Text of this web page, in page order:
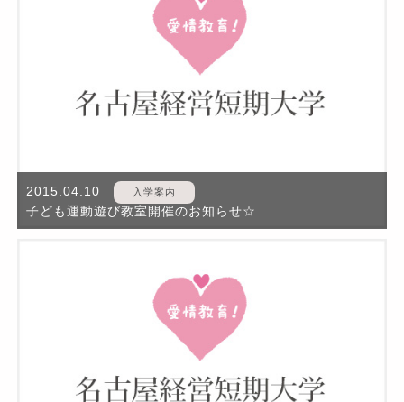
2015.04.10 入学案内
子ども運動遊び教室開催のお知らせ☆